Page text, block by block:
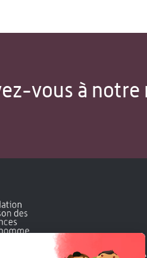
vous à
Fondation Maison Sciences de l'Homme